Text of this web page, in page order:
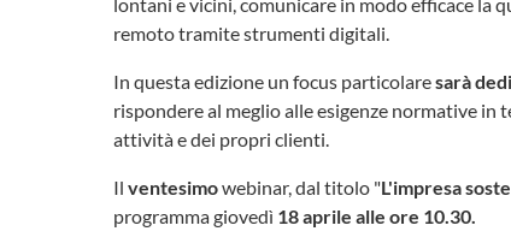
remoto tramite strumenti digitali.
In questa edizione un focus particolaresarà
rispondere al meglio alle esigenze normative
attività e dei propri clienti.
Il ventesimowebinar, dal titolo "L'impresa
programma giovedì 18 aprile alle ore 10.30.